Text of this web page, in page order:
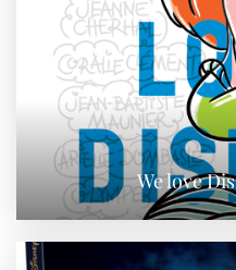
We love